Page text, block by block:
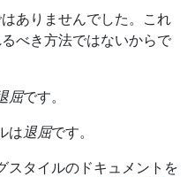
ありませんでした。これ
べき方法ではないからで
屈です。
は退屈です。
スタイルのドキュメントを